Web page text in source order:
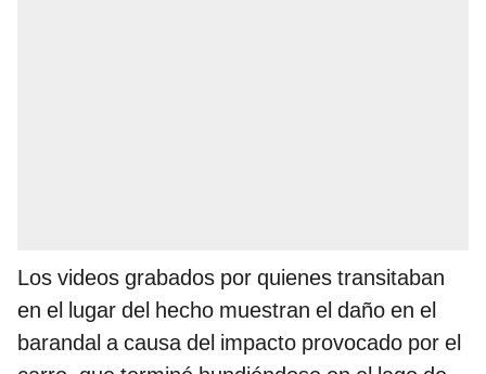
Los videos grabados por quienes transitaban
en el lugar del hecho muestran el daño en el
barandal a causa del impacto provocado por el